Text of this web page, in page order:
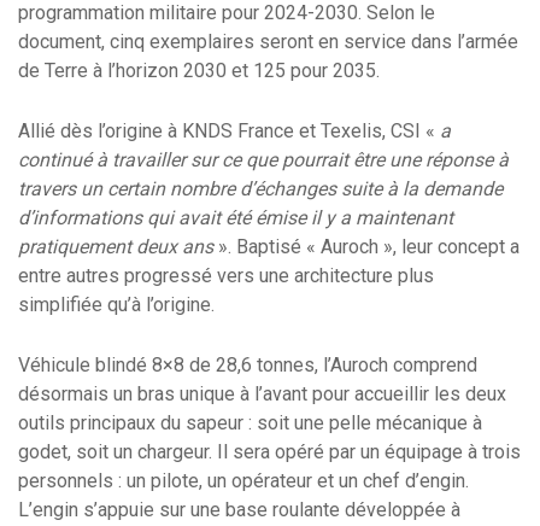
programmation militaire pour 2024-2030. Selon le
document, cinq exemplaires seront en service dans l’armée
de Terre à l’horizon 2030 et 125 pour 2035.
Allié dès l’origine à KNDS France et Texelis, CSI « a
continué à travailler sur ce que pourrait être une réponse à
travers un certain nombre d’échanges suite à la demande
d’informations qui avait été émise il y a maintenant
pratiquement deux ans». Baptisé « Auroch », leur concept a
entre autres progressé vers une architecture plus
simplifiée qu’à l’origine.
Véhicule blindé 8×8 de 28,6 tonnes, l’Auroch comprend
désormais un bras unique à l’avant pour accueillir les deux
outils principaux du sapeur : soit une pelle mécanique à
godet, soit un chargeur. Il sera opéré par un équipage à trois
personnels : un pilote, un opérateur et un chef d’engin.
L’engin s’appuie sur une base roulante développée à